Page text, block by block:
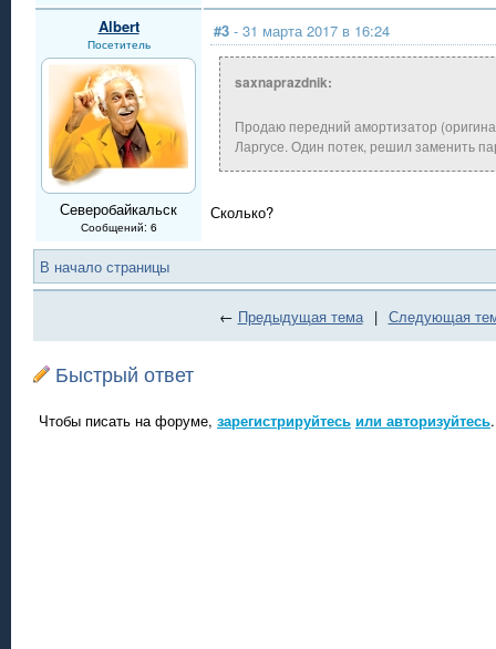
Albert
Посетитель
Северобайкальск
Сообщений: 6
#3 - 31 марта 2017 в 16:24
saxnaprazdnik:
Продаю передний амортизатор
Ларгусе. Один потек, решил заменить
Сколько?
В начало страницы
← Предыдущая тема | Следующая
Быстрый ответ
Чтобы писать на форуме, зарегистрируйтесь или авторизуйтесь.